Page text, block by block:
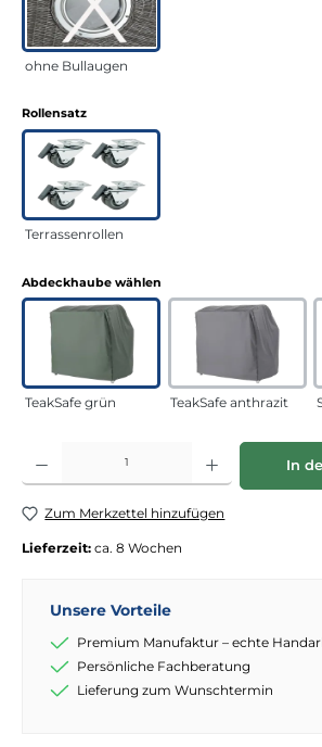
ohne Bullaugen
Rollensatzauswählen
Terrassenrollen
Abdeckhaube wählen
TeakSafe grün TeakSafe anthrazit
Produkt Anzahl: Gib den gewünschten Wert ein
In
Zum Merkzettel hinzufügen
Lieferzeit: ca. 8 Wochen
Unsere Vorteile
Premium Manufaktur – echte
Persönliche Fachberatung
Lieferung zum Wunschtermin